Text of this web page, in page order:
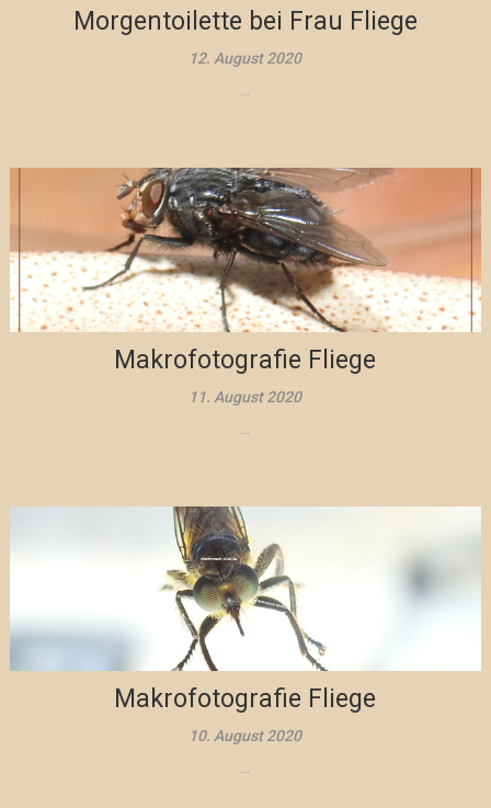
Morgentoilette bei Frau Fliege
12. August 2020
...
Makrofotografie Fliege
11. August 2020
...
Makrofotografie Fliege
10. August 2020
...